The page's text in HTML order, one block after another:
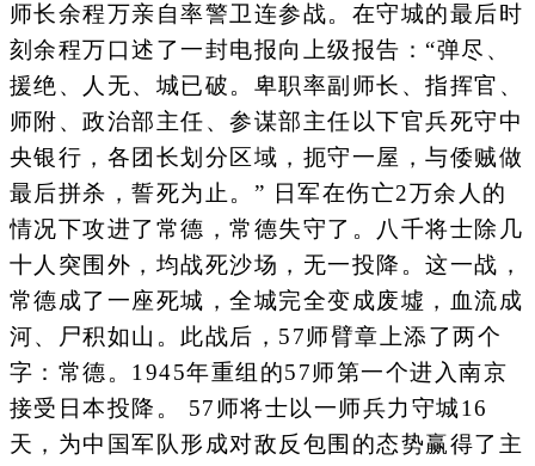
师长余程万亲自率警卫连参战。在守城的最后时
刻余程万口述了一封电报向上级报告：“弹尽、
援绝、人无、城已破。卑职率副师长、指挥官、
师附、政治部主任、参谋部主任以下官兵死守中
央银行，各团长划分区域，扼守一屋，与倭贼做
最后拼杀，誓死为止。” 日军在伤亡2万余人的
情况下攻进了常德，常德失守了。八千将士除几
十人突围外，均战死沙场，无一投降。这一战，
常德成了一座死城，全城完全变成废墟，血流成
河、尸积如山。此战后，57师臂章上添了两个
字：常德。1945年重组的57师第一个进入南京
接受日本投降。 57师将士以一师兵力守城16
天，为中国军队形成对敌反包围的态势赢得了主